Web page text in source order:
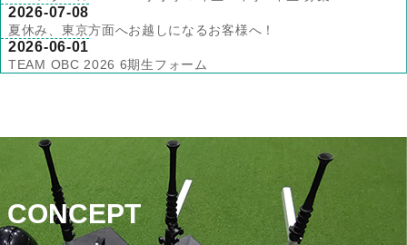
2026-07-08
夏休み、東京方面へお越しになるお客様へ！
2026-06-01
TEAM OBC 2026 6期生フォーム
CONCEPT